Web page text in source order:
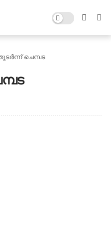
ചെമ്പട